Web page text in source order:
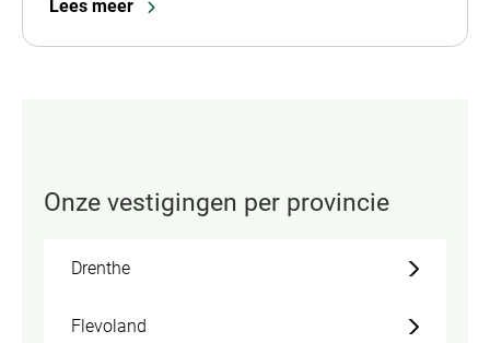
Lees meer
Onze vestigingen per provincie
Drenthe
Flevoland